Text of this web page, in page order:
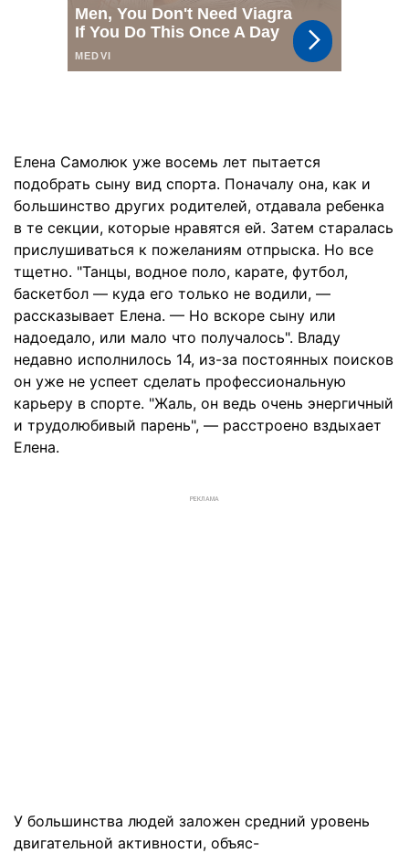
Елена Самолюк уже восемь лет пытается
подобрать сыну вид спорта. Поначалу она, как и
большинство других родителей, отдавала ребенка
в те секции, которые нравятся ей. Затем старалась
прислушиваться к пожеланиям отпрыска. Но все
тщетно. "Танцы, водное поло, карате, футбол,
баскетбол — куда его только не водили, —
рассказывает Елена. — Но вскоре сыну или
надоедало, или мало что получалось". Владу
недавно исполнилось 14, из-за постоянных поисков
он уже не успеет сделать профессиональную
карьеру в спорте. "Жаль, он ведь очень энергичный
и трудолюбивый парень", — расстроено вздыхает
Елена.
РЕКЛАМА
У большинства людей заложен средний уровень
двигательной активности, объяс-